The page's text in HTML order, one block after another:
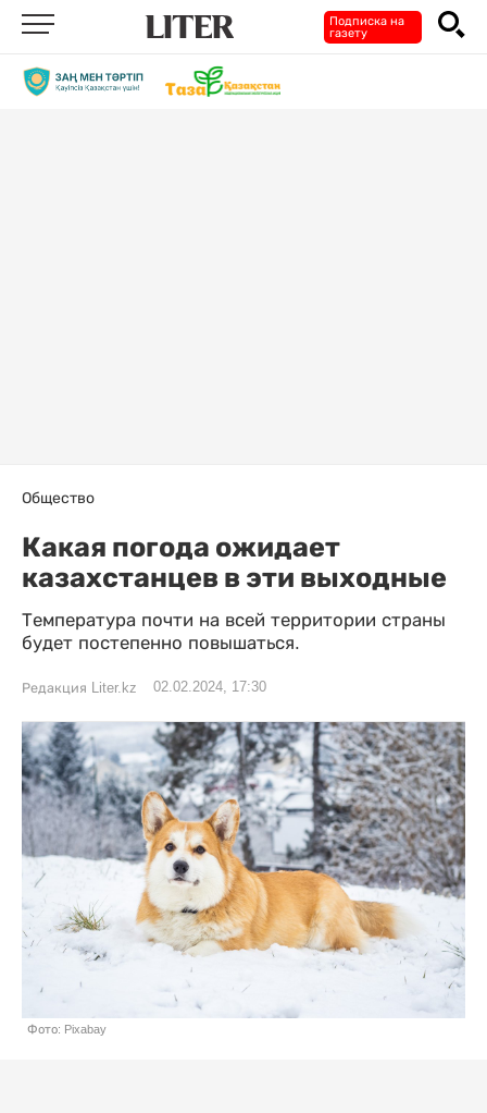
Подписка на
газету
Общество
Какая погода ожидает
казахстанцев в эти выходные
Температура почти на всей территории страны
будет постепенно повышаться.
Редакция Liter.kz 02.02.2024, 17:30
Фото: Pixabay